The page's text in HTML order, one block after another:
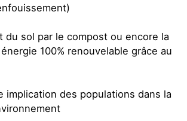
du sol par le compost ou encore la
100% renouvelable grâce au
implication des populations dans la